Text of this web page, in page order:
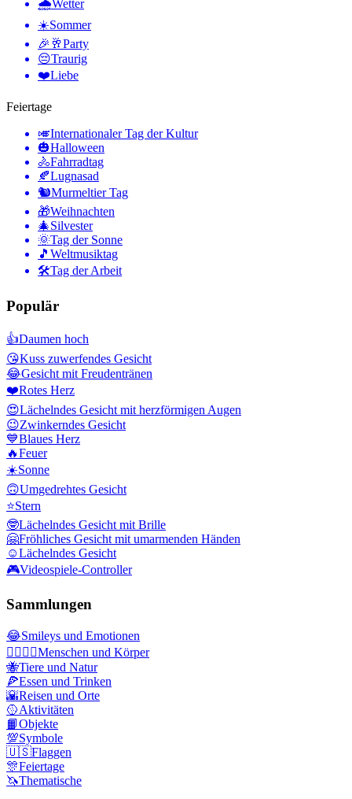
🌧Wetter
☀️Sommer
🎉🥂Party
😔Traurig
❤️Liebe
Feiertage
🎺Internationaler Tag der Kultur
🎃Halloween
🚴Fahrradtag
🍂Lugnasad
🐿Murmeltier Tag
🎁Weihnachten
🎄Silvester
🌞Tag der Sonne
🎵 Weltmusiktag
🛠Tag der Arbeit
Populär
👍Daumen hoch
😘Kuss zuwerfendes Gesicht
😂Gesicht mit Freudentränen
❤️Rotes Herz
😍Lächelndes Gesicht mit herzförmigen Augen
😉Zwinkerndes Gesicht
💙Blaues Herz
🔥Feuer
☀️Sonne
🙃Umgedrehtes Gesicht
⭐Stern
🤓Lächelndes Gesicht mit Brille
🤗Fröhliches Gesicht mit umarmenden Händen
☺️Lächelndes Gesicht
🎮Videospiele-Controller
Sammlungen
😂Smileys und Emotionen
👩‍❤️‍💋‍👨Menschen und Körper
🐝Tiere und Natur
🍕Essen und Trinken
🌇Reisen und Orte
🥎Aktivitäten
📙Objekte
💯Symbole
🇺🇸Flaggen
🎊Feiertage
🦄Thematische